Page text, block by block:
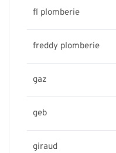
fl plomberie
freddy plomberie
gaz
geb
giraud